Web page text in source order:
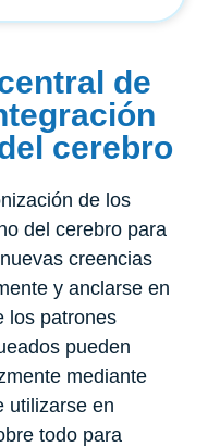
de
cerebro
de los
del cerebro para
creencias
y anclarse en
los patrones
pueden
mediante
utilizarse en
todo para